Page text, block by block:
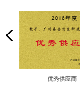
优秀供应商